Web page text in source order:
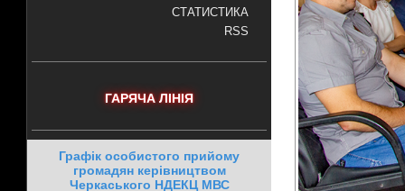
СТАТИСТИКА
RSS
ГАРЯЧА ЛІНІЯ
Графік особистого прийому
громадян керівництвом
Черкаського НДЕКЦ МВС